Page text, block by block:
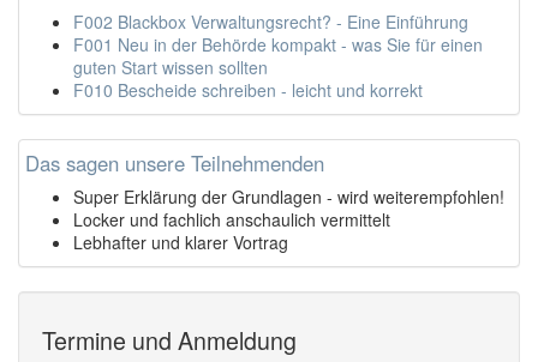
F002 Blackbox Verwaltungsrecht? - Eine Einführung
F001 Neu in der Behörde kompakt - was Sie für einen
guten Start wissen sollten
F010 Bescheide schreiben - leicht und korrekt
Das sagen unsere Teilnehmenden
Super Erklärung der Grundlagen - wird weiterempfohlen!
Locker und fachlich anschaulich vermittelt
Lebhafter und klarer Vortrag
Termine und Anmeldung